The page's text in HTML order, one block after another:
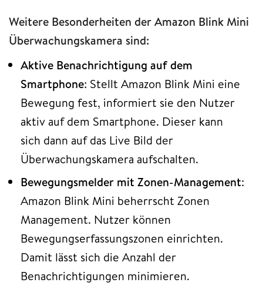
Weitere Besonderheiten der Amazon Blink Mini
Überwachungskamera sind:
Aktive Benachrichtigung auf dem
Smartphone: Stellt Amazon Blink Mini eine
Bewegung fest, informiert sie den Nutzer
aktiv auf dem Smartphone. Dieser kann
sich dann auf das Live Bild der
Überwachungskamera aufschalten.
Bewegungsmelder mit Zonen-Management:
Amazon Blink Mini beherrscht Zonen
Management. Nutzer können
Bewegungserfassungszonen einrichten.
Damit lässt sich die Anzahl der
Benachrichtigungen minimieren.